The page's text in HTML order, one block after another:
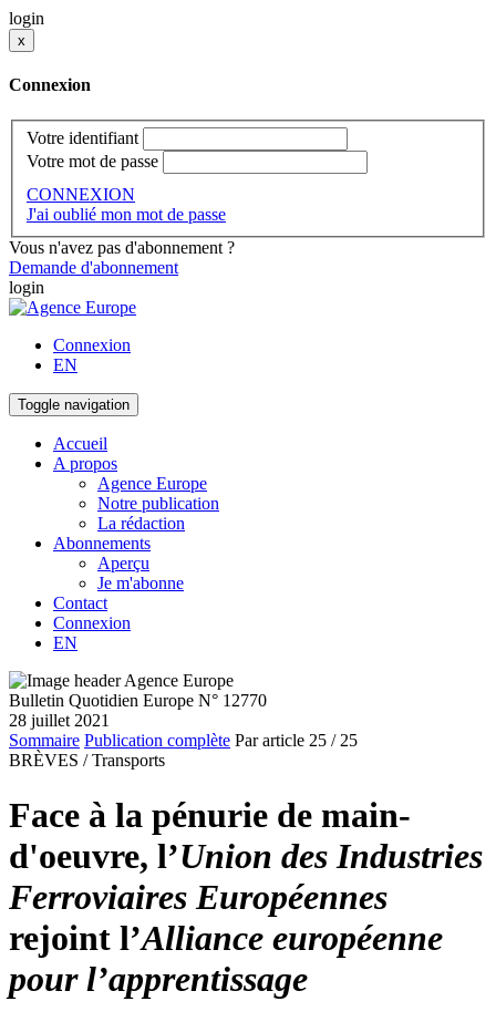
login
x
Connexion
Votre identifiant
Votre mot de passe
CONNEXION
J'ai oublié mon mot de passe
Vous n'avez pas d'abonnement ?
Demande d'abonnement
login
Connexion
EN
Toggle navigation
Accueil
A propos
Agence Europe
Notre publication
La rédaction
Abonnements
Aperçu
Je m'abonne
Contact
Connexion
EN
Bulletin Quotidien Europe N° 12770
28 juillet 2021
Sommaire Publication complète Par article 25 / 25
BRÈVES / Transports
Face à la pénurie de main-
d'oeuvre, l’Union des Industries
Ferroviaires Européennes
rejoint l’Alliance européenne
pour l’apprentissage